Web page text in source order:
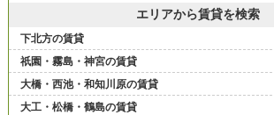
エリアから賃貸を検索
下北方の賃貸
祇園・霧島・神宮の賃貸
大橋・西池・和知川原の賃貸
大工・松橋・鶴島の賃貸